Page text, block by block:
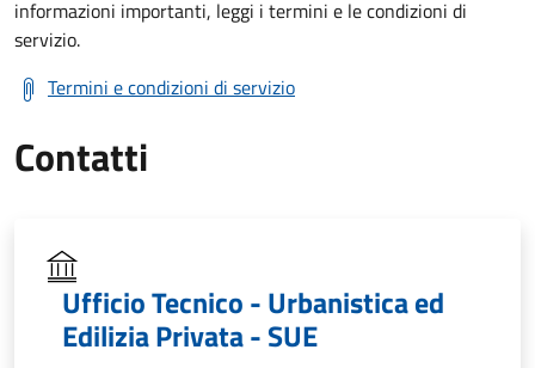
informazioni importanti, leggi i termini e le condizioni di
servizio.
Termini e condizioni di servizio
Contatti
Ufficio Tecnico - Urbanistica ed
Edilizia Privata - SUE